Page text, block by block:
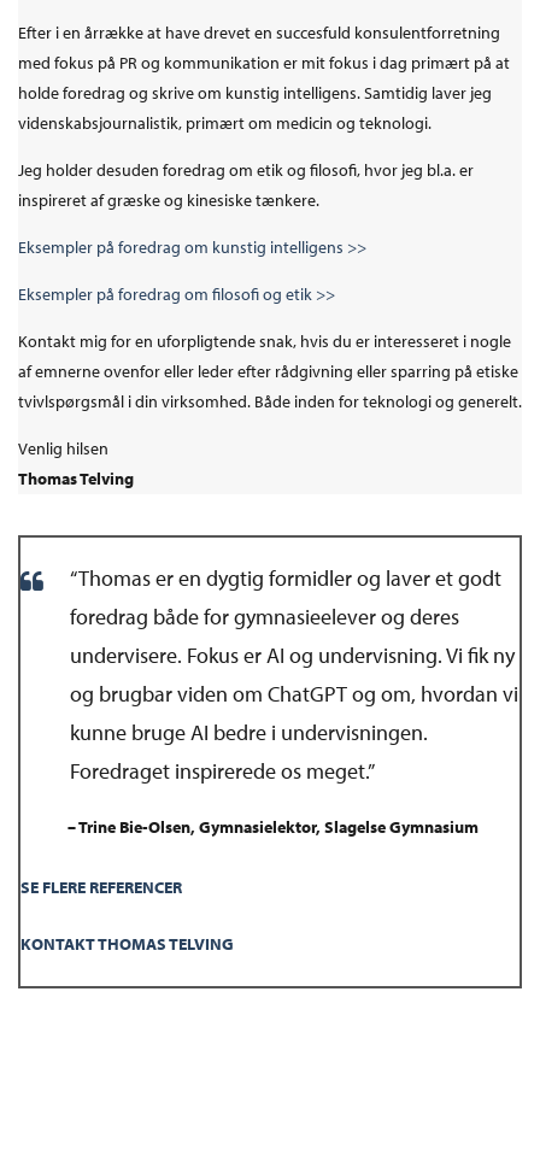
Efter i en årrække at have drevet en succesfuld konsulentforretning
med fokus på PR og kommunikation er mit fokus i dag primært på at
holde foredrag og skrive om kunstig intelligens. Samtidig laver jeg
videnskabsjournalistik, primært om medicin og teknologi.
Jeg holder desuden foredrag om etik og filosofi, hvor jeg bl.a. er
inspireret af græske og kinesiske tænkere.
Eksempler på foredrag om kunstig intelligens >>
Eksempler på foredrag om filosofi og etik >>
Kontakt mig for en uforpligtende snak, hvis du er interesseret i nogle
af emnerne ovenfor eller leder efter rådgivning eller sparring på etiske
tvivlspørgsmål i din virksomhed. Både inden for teknologi og generelt.
Venlig hilsen
Thomas Telving
“Thomas er en dygtig formidler og laver et godt
foredrag både for gymnasieelever og deres
undervisere. Fokus er AI og undervisning. Vi fik ny
og brugbar viden om ChatGPT og om, hvordan vi
kunne bruge AI bedre i undervisningen.
Foredraget inspirerede os meget.”
– Trine Bie-Olsen, Gymnasielektor, Slagelse Gymnasium
SE FLERE REFERENCER
KONTAKT THOMAS TELVING